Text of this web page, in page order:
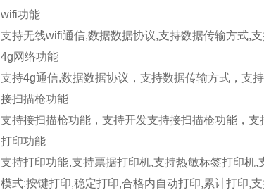
wifi功能
支持无线wifi通信,数据数据协议,支持数据传输方式,
4g网络功能
支持4g通信,数据数据协议，支持数据传输方式，支
接扫描枪功能
支持接扫描枪功能，支持开发支持接扫描枪功能，支
打印功能
支持打印功能,支持票据打印机,支持热敏标签打印机,
模式:按键打印,稳定打印,合格内自动打印,累计打印,